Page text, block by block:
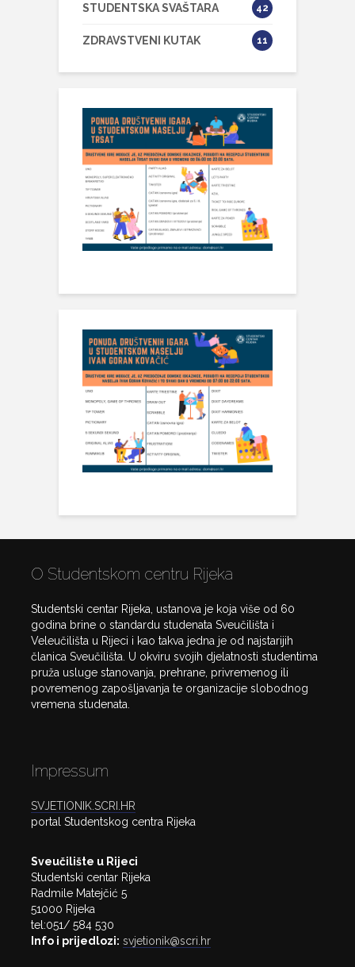
STUDENTSKA SVAŠTARA 42
ZDRAVSTVENI KUTAK 11
O Studentskom centru Rijeka
Studentski centar Rijeka, ustanova je koja više od 60
godina brine o standardu studenata Sveučilišta i
Veleučilišta u Rijeci i kao takva jedna je od najstarijih
članica Sveučilišta. U okviru svojih djelatnosti studentima
pruža usluge stanovanja, prehrane, privremenog ili
povremenog zapošljavanja te organizacije slobodnog
vremena studenata.
Impressum
SVJETIONIK.SCRI.HR
portal Studentskog centra Rijeka
Sveučilište u Rijeci
Studentski centar Rijeka
Radmile Matejčić 5
51000 Rijeka
tel:051/ 584 530
Info i prijedlozi: svjetionik@scri.hr